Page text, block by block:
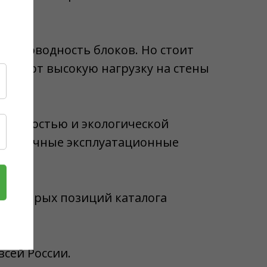
блоков. Но стоит
высокую нагрузку на стены
и экологической
эксплуатационные
позиций каталога
России.